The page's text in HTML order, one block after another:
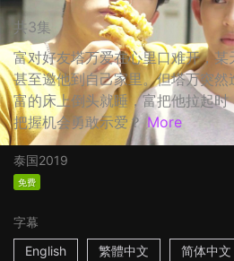
共3集
富对好友塔万爱在心里口难开，
甚至邀他到自己家里。但塔万突
富的床上倒头就睡，富把他拉起
把握机会勇敢示爱？ More
泰国2019
免费
字幕
English
繁體中文 简体中文